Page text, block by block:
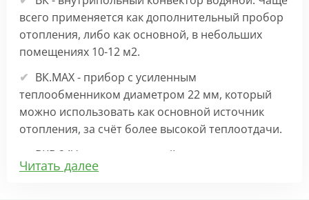
всего применяется как дополнительный пробор
отопления, либо как основной, в небольших
помещениях 10-12 м2.
ВК.МАХ - прибор с усиленным
теплообменником диаметром 22 мм, который
можно использовать как основной источник
отопления, за счёт более высокой теплоотдачи.
ВКВ 24V – внутрипольный конвектор
отопления с вентилятором на 24В подходит для
Читать далее